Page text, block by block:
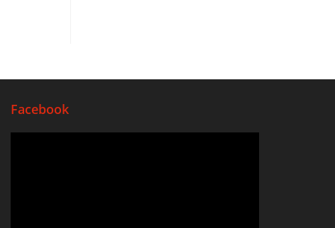
Facebook